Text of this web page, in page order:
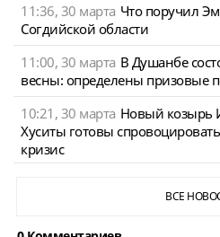
11:36, 30 марта Что поручил
Согдийской области
11:00, 30 марта В Душанбе
весны: определены призовые
10:21, 30 марта Новый козырь
Хуситы готовы
кризис
ВСЕ